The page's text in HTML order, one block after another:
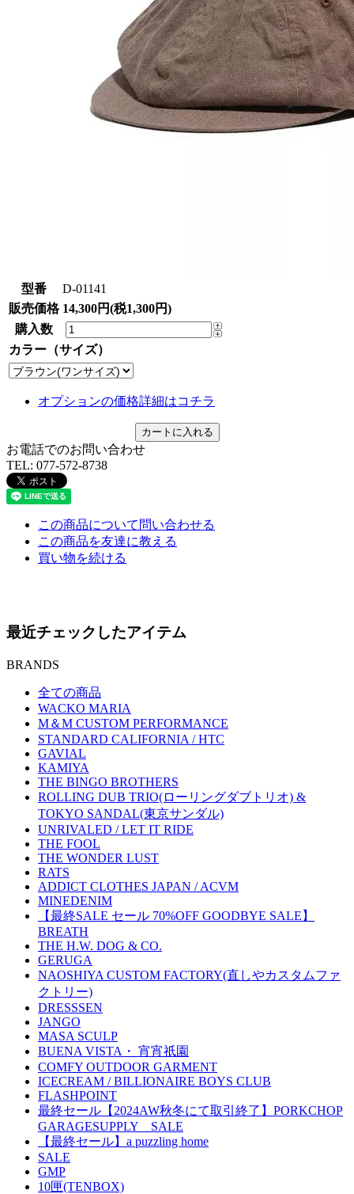
型番
D-01141
販売価格 14,300円(税1,300円)
購入数
カラー（サイズ）
オプションの価格詳細はコチラ
お電話でのお問い合わせ
TEL: 077-572-8738
この商品について問い合わせる
この商品を友達に教える
買い物を続ける
最近チェックしたアイテム
BRANDS
全ての商品
WACKO MARIA
M＆M CUSTOM PERFORMANCE
STANDARD CALIFORNIA / HTC
GAVIAL
KAMIYA
THE BINGO BROTHERS
ROLLING DUB TRIO(ローリングダブトリオ) &
TOKYO SANDAL(東京サンダル)
UNRIVALED / LET IT RIDE
THE FOOL
THE WONDER LUST
RATS
ADDICT CLOTHES JAPAN / ACVM
MINEDENIM
【最終SALE セール 70%OFF GOODBYE SALE】
BREATH
THE H.W. DOG & CO.
GERUGA
NAOSHIYA CUSTOM FACTORY(直しやカスタムファ
クトリー)
DRESSSEN
JANGO
MASA SCULP
BUENA VISTA・ 宵宵祇園
COMFY OUTDOOR GARMENT
ICECREAM / BILLIONAIRE BOYS CLUB
FLASHPOINT
最終セール【2024AW秋冬にて取引終了】PORKCHOP
GARAGESUPPLY SALE
【最終セール】a puzzling home
SALE
GMP
10匣(TENBOX)